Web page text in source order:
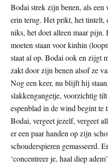
Bodai strek zijn benen, als een
erin terug. Het prikt, het tintelt,
niks, het doet alleen maar
moeten staan voor kinhin
staat al op. Bodai ook en zijgt
zakt door zijn benen alsof ze
Nog een keer, nu blijft hij
slakkengangetje, voorzichtig
espenblad in de wind begint
Bodai, vergeet jezelf, vergeet
er een paar handen op zijn
schouderspieren gemasseerd.
‘concentreer je, haal diep